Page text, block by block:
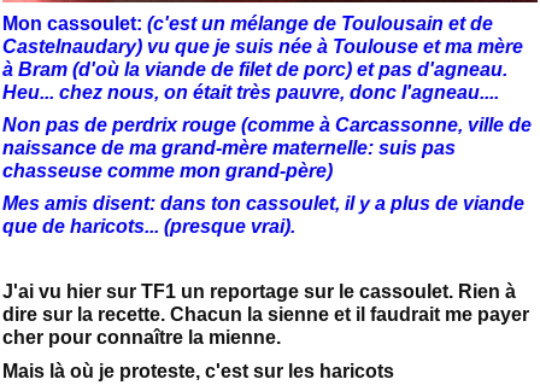
Mon cassoulet: (c'est un mélange de Toulousain et de
Castelnaudary) vu que je suis née à Toulouse et ma mère
à Bram (d'où la viande de filet de porc) et pas d'agneau.
Heu... chez nous, on était très pauvre, donc l'agneau....
Non pas de perdrix rouge (comme à Carcassonne, ville de
naissance de ma grand-mère maternelle: suis pas
chasseuse comme mon grand-père)
Mes amis disent: dans ton cassoulet, il y a plus de viande
que de haricots... (presque vrai).
J'ai vu hier sur TF1 un reportage sur le cassoulet. Rien à
dire sur la recette. Chacun la sienne et il faudrait me payer
cher pour connaître la mienne.
Mais là où je proteste, c'est sur les haricots